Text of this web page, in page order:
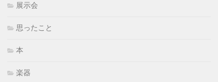
展示会
思ったこと
本
楽器